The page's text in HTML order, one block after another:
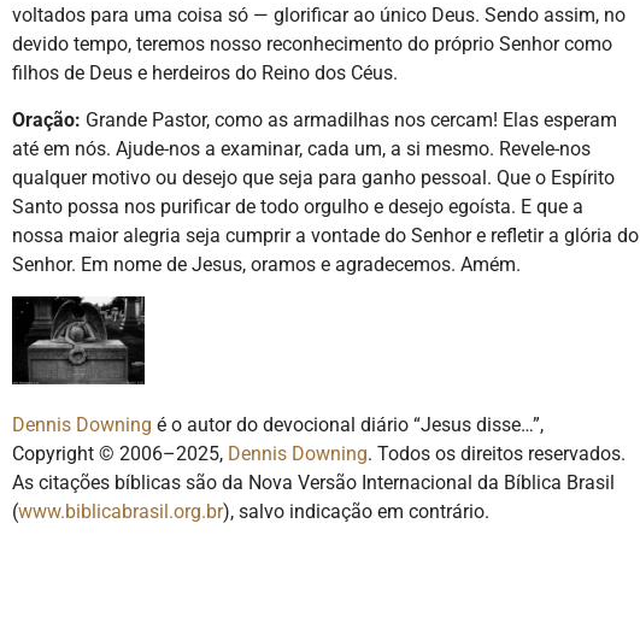
voltados para uma coisa só — glorificar ao único Deus. Sendo assim, no
devido tempo, teremos nosso reconhecimento do próprio Senhor como
filhos de Deus e herdeiros do Reino dos Céus.
Oração: Grande Pastor, como as armadilhas nos cercam! Elas esperam
até em nós. Ajude-nos a examinar, cada um, a si mesmo. Revele-nos
qualquer motivo ou desejo que seja para ganho pessoal. Que o Espírito
Santo possa nos purificar de todo orgulho e desejo egoísta. E que a
nossa maior alegria seja cumprir a vontade do Senhor e refletir a glória do
Senhor. Em nome de Jesus, oramos e agradecemos. Amém.
Dennis Downing é o autor do devocional diário “Jesus disse…”,
Copyright © 2006–2025, Dennis Downing. Todos os direitos reservados.
As citações bíblicas são da Nova Versão Internacional da Bíblica Brasil
(www.biblicabrasil.org.br), salvo indicação em contrário.